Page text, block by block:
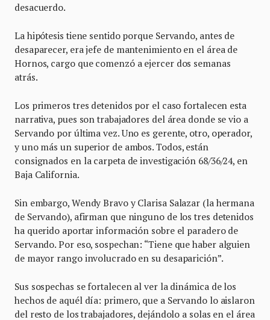
desacuerdo.
La hipótesis tiene sentido porque Servando, antes de
desaparecer, era jefe de mantenimiento en el área de
Hornos, cargo que comenzó a ejercer dos semanas
atrás.
Los primeros tres detenidos por el caso fortalecen esta
narrativa, pues son trabajadores del área donde se vio a
Servando por última vez. Uno es gerente, otro, operador,
y uno más un superior de ambos. Todos, están
consignados en la carpeta de investigación 68/36/24, en
Baja California.
Sin embargo, Wendy Bravo y Clarisa Salazar (la hermana
de Servando), afirman que ninguno de los tres detenidos
ha querido aportar información sobre el paradero de
Servando. Por eso, sospechan: “Tiene que haber alguien
de mayor rango involucrado en su desaparición”.
Sus sospechas se fortalecen al ver la dinámica de los
hechos de aquél día: primero, que a Servando lo aislaron
del resto de los trabajadores, dejándolo a solas en el área